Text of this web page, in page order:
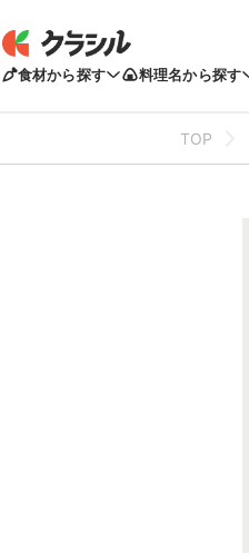
食材から探す 料理名から探す
TOP